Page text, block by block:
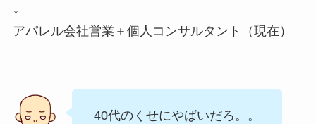
↓
アパレル会社営業＋個人コンサルタント（現在）
40代のくせにやばいだろ。。